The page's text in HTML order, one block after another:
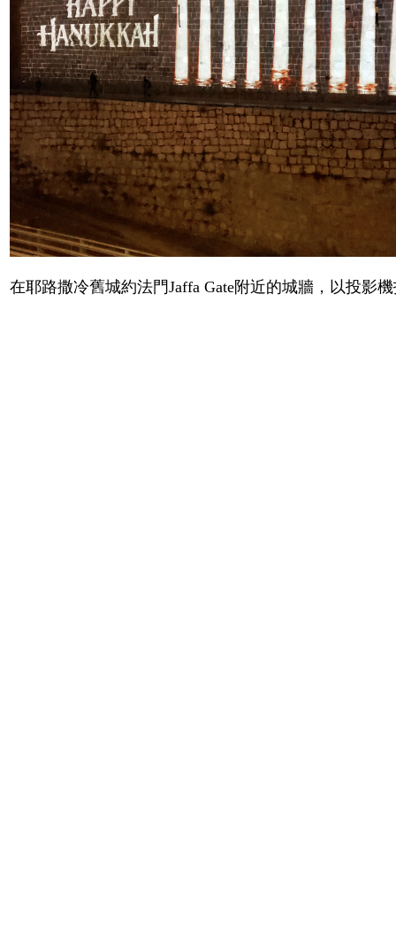
在耶路撒冷舊城約法門Jaffa Gate附近的城牆，以投影